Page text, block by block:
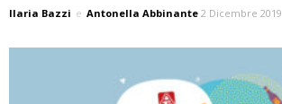
Ilaria Bazzi e Antonella Abbinante 2 Dicembre 2019